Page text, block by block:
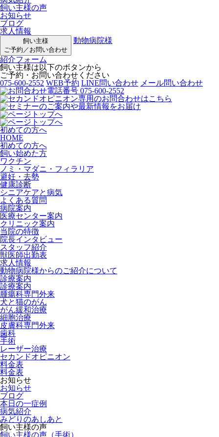
飼い主様の声
お知らせ
ブログ
求人情報
飼い主様
ご予約／お問い合わせ
動物病院様
紹介フォーム
飼い主様は以下のボタンから
ご予約・お問い合わせください
075-600-2552 WEB予約 LINE問い合わせ メール問い合わせ
初めての方へ
HOME
初めての方へ
飼い始めた方
ワクチン
ノミ・マダニ・フィラリア
避妊・去勢
健康診断
シニアケアと病気
よくある質問
病院案内
医療センター案内
クリニック案内
当院の特徴
院長インタビュー
スタッフ紹介
獣医師出勤表
求人情報
動物病院様からのご紹介について
診療案内
診療案内
腫瘍科専門外来
犬と猫のがん
がん緩和治療
細胞治療
皮膚科専門外来
歯科
手術
レーザー治療
セカンドオピニオン
料金表
料金表
お知らせ
お知らせ
ブログ
本日の一症例
病気紹介
みどりのあしあと
飼い主様の声
飼い主様の声（手術）